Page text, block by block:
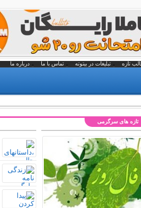
تازه تبلیغات در بیتوته تماس با ما درباره ما
تازه های سرگرمی